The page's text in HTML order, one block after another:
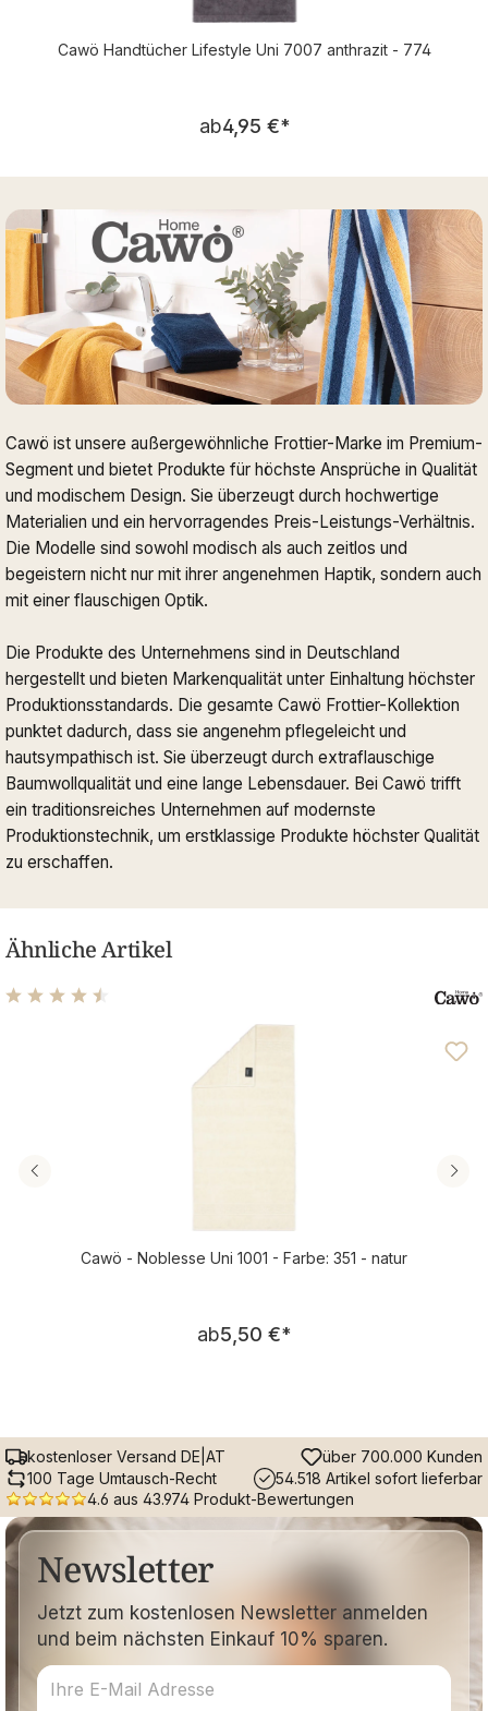
Cawö Handtücher Lifestyle Uni 7007 anthrazit - 774
Regulärer Preis:
ab4,95 €*
Cawö ist unsere außergewöhnliche Frottier-Marke im Premium-
Segment und bietet Produkte für höchste Ansprüche in Qualität
und modischem Design. Sie überzeugt durch hochwertige
Materialien und ein hervorragendes Preis-Leistungs-Verhältnis.
Die Modelle sind sowohl modisch als auch zeitlos und
begeistern nicht nur mit ihrer angenehmen Haptik, sondern auch
mit einer flauschigen Optik.
Die Produkte des Unternehmens sind in Deutschland
hergestellt und bieten Markenqualität unter Einhaltung höchster
Produktionsstandards. Die gesamte Cawö Frottier-Kollektion
punktet dadurch, dass sie angenehm pflegeleicht und
hautsympathisch ist. Sie überzeugt durch extraflauschige
Baumwollqualität und eine lange Lebensdauer. Bei Cawö trifft
ein traditionsreiches Unternehmen auf modernste
Produktionstechnik, um erstklassige Produkte höchster Qualität
zu erschaffen.
Ähnliche Artikel
Durchschnittliche Bewertung von 4.61 von 5 Sternen
Cawö - Noblesse Uni 1001 - Farbe: 351 - natur
Regulärer Preis:
ab5,50 €*
kostenloser Versand DE|AT
über 700.000 Kunden
100 Tage Umtausch-Recht
54.518 Artikel sofort lieferbar
4.6 aus 43.974 Produkt-Bewertungen
Newsletter
Jetzt zum kostenlosen Newsletter anmelden
und beim nächsten Einkauf 10% sparen.